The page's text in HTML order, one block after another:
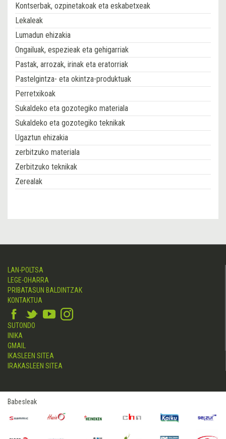
Kontserbak, ozpinetakoak eta eskabetxeak
Lekaleak
Lumadun ehizakia
Ongailuak, espezieak eta gehigarriak
Pastak, arrozak, irinak eta eratorriak
Pastelgintza- eta okintza-produktuak
Perretxikoak
Sukaldeko eta gozotegiko materiala
Sukaldeko eta gozotegiko teknikak
Ugaztun ehizakia
zerbitzuko materiala
Zerbitzuko teknikak
Zerealak
LAN-POLTSA
LEGE-OHARRA
PRIBATASUN BALDINTZAK
KONTAKTUA
SUTONDO
INIKA
GMAIL
IKASLEEN SITEA
IRAKASLEEN SITEA
Babesleak